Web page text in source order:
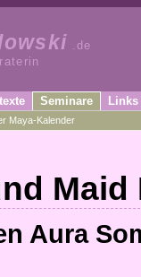
.de
Seminare Links
Maya-Kalender
Maid
Aura